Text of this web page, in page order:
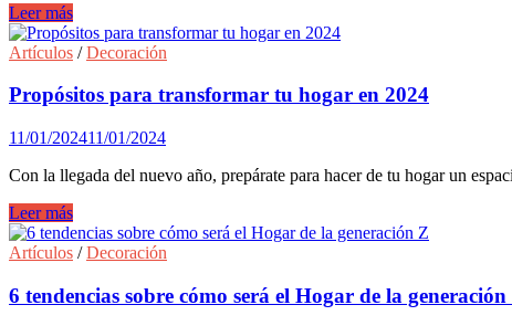
Consejos
para
crear
hogar
friendly
Leer más
Artículos /Decoración
Propósitos para transformar tu hogar en 2024
11/01/202411/01/2024
Con la llegada del nuevo año, prepárate para hacer de tu hogar un
Propósitos
para
transformar
hogar
en
Leer más
Artículos /Decoración
6 tendencias sobre cómo será el Hogar de la generación